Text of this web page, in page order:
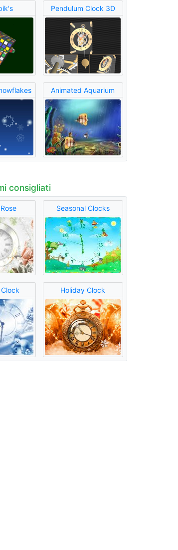
Pendulum Clock 3D
Animated Aquarium
consigliati
Seasonal Clocks
Holiday Clock